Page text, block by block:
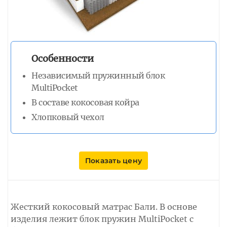
Особенности
Независимый пружинный блок
MultiPocket
В составе кокосовая койра
Хлопковый чехол
Показать цену
Жесткий кокосовый матрас Бали. В основе
изделия лежит блок пружин MultiPocket с